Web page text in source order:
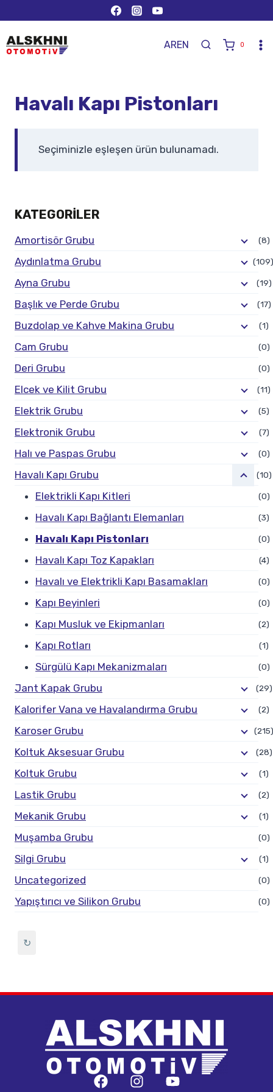
AREN 0
Havalı Kapı Pistonları
Seçiminizle eşleşen ürün bulunamadı.
KATEGORILER
Amortisör Grubu (8)
Aydınlatma Grubu (109)
Ayna Grubu (19)
Başlık ve Perde Grubu (17)
Buzdolap ve Kahve Makina Grubu (1)
Cam Grubu (0)
Deri Grubu (0)
Elcek ve Kilit Grubu (11)
Elektrik Grubu (5)
Elektronik Grubu (7)
Halı ve Paspas Grubu (0)
Havalı Kapı Grubu (10)
Elektrikli Kapı Kitleri (0)
Havalı Kapı Bağlantı Elemanları (3)
Havalı Kapı Pistonları (0)
Havalı Kapı Toz Kapakları (4)
Havalı ve Elektrikli Kapı Basamakları (0)
Kapı Beyinleri (0)
Kapı Musluk ve Ekipmanları (2)
Kapı Rotları (1)
Sürgülü Kapı Mekanizmaları (0)
Jant Kapak Grubu (29)
Kalorifer Vana ve Havalandırma Grubu (2)
Karoser Grubu (215)
Koltuk Aksesuar Grubu (28)
Koltuk Grubu (1)
Lastik Grubu (2)
Mekanik Grubu (1)
Muşamba Grubu (0)
Silgi Grubu (1)
Uncategorized (0)
Yapıştırıcı ve Silikon Grubu (0)
↻